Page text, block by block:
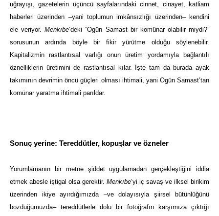
uğrayışı, gazetelerin üçüncü sayfalarındaki cinnet, cinayet, katliam
haberleri üzerinden –yani toplumun imkânsızlığı üzerinden– kendini
ele veriyor.Menkıbe’deki “Ogün Samast bir komünar olabilir miydi?”
sorusunun ardında böyle bir fikir yürütme olduğu söylenebilir.
Kapitalizmin rastlantısal varlığı onun üretim yordamıyla bağlantılı
öznelliklerin üretimini de rastlantısal kılar. İşte tam da burada ayak
takımının devrimin öncü güçleri olması ihtimali, yani Ogün Samast’tan
komünar yaratma ihtimali parıldar.
Sonuç yerine: Tereddütler, kopuşlar ve özneler
Yorumlamanın bir metne şiddet uygulamadan gerçekleştiğini iddia
etmek abesle iştigal olsa gerektir. Menkıbe’yi iç savaş ve ilksel birikim
üzerinden ikiye ayırdığımızda –ve dolayısıyla şiirsel bütünlüğünü
bozduğumuzda– tereddütlerle dolu bir fotoğrafın karşımıza çıktığı